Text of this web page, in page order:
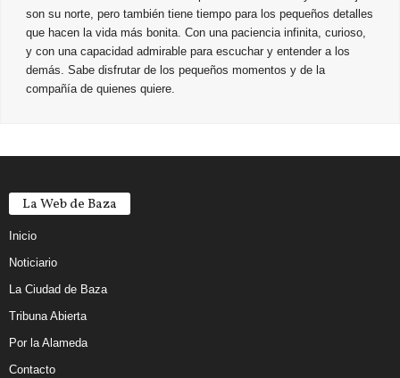
son su norte, pero también tiene tiempo para los pequeños detalles
que hacen la vida más bonita. Con una paciencia infinita, curioso,
y con una capacidad admirable para escuchar y entender a los
demás. Sabe disfrutar de los pequeños momentos y de la
compañía de quienes quiere.
La Web de Baza
Inicio
Noticiario
La Ciudad de Baza
Tribuna Abierta
Por la Alameda
Contacto